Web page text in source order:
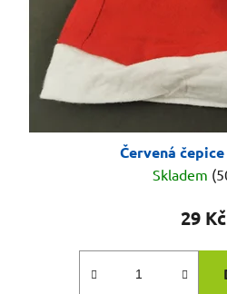
Červená
Skladem
29 Kč